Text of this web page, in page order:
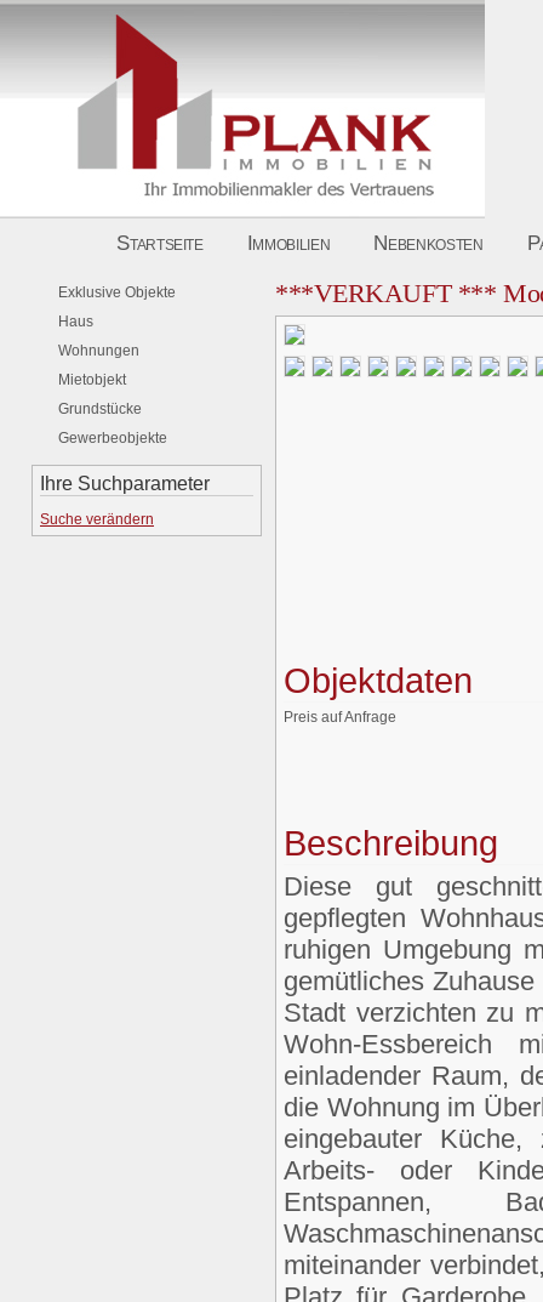
Startseite Immobilien Nebenkosten
Exklusive Objekte
Haus
Wohnungen
Mietobjekt
Grundstücke
Gewerbeobjekte
Ihre Suchparameter
Suche verändern
***VERKAUFT ***
Objektdaten
Preis auf Anfrage
Beschreibung
Diese gut
gepflegten
ruhigen Umgebung
gemütliches
Stadt verzichten zu
Wohn-Essbereich
einladender Raum,
die Wohnung im
eingebauter
Arbeits- oder
Entspannen,
miteinander